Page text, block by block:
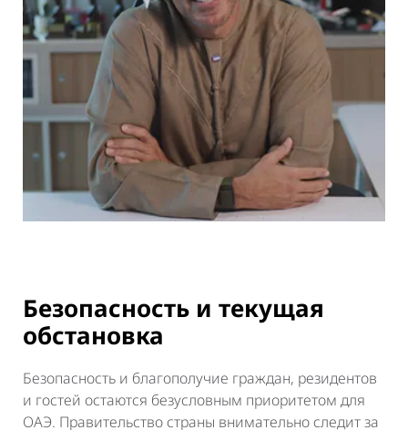
Безопасность и текущая
обстановка
Безопасность и благополучие граждан, резидентов
и гостей остаются безусловным приоритетом для
ОАЭ. Правительство страны внимательно следит за